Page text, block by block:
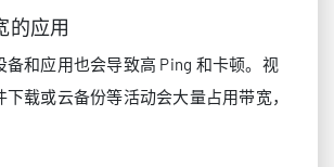
的应用
备和应用也会导致高 Ping 和卡顿。视
载或云备份等活动会大量占用带宽，